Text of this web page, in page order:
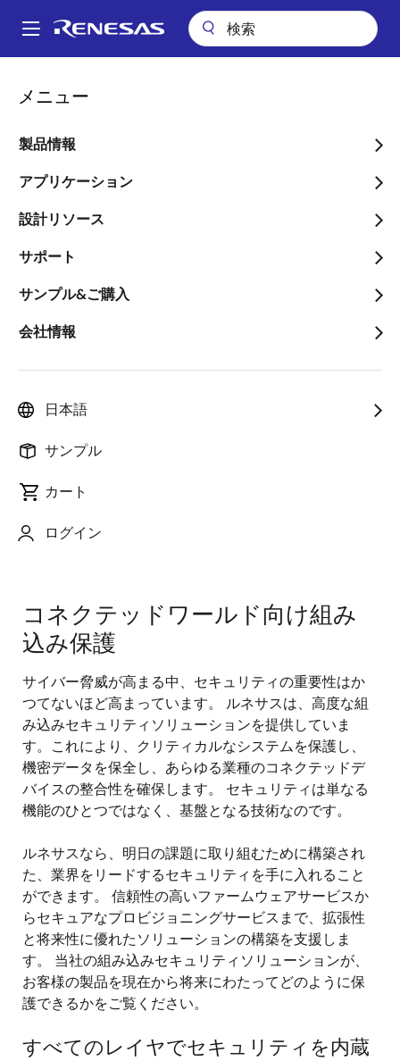
ン
Main
メニュー
製品情報
アプリケーション
設計リソース
サポート
サンプル&ご購入
会社情報
日本語
サンプル
カート
ログイン
パ
ン
く
ず
コネクテッドワールド向け組み
込み保護
サイバー脅威が高まる中、セキュリティの重要性はか
つてないほど高まっています。 ルネサスは、高度な組
み込みセキュリティソリューションを提供していま
す。これにより、クリティカルなシステムを保護し、
機密データを保全し、あらゆる業種のコネクテッドデ
バイスの整合性を確保します。 セキュリティは単なる
機能のひとつではなく、基盤となる技術なのです。
ルネサスなら、明日の課題に取り組むために構築され
た、業界をリードするセキュリティを手に入れること
ができます。 信頼性の高いファームウェアサービスか
らセキュアなプロビジョニングサービスまで、拡張性
と将来性に優れたソリューションの構築を支援しま
す。 当社の組み込みセキュリティソリューションが、
お客様の製品を現在から将来にわたってどのように保
護できるかをご覧ください。
すべてのレイヤでセキュリティを内蔵